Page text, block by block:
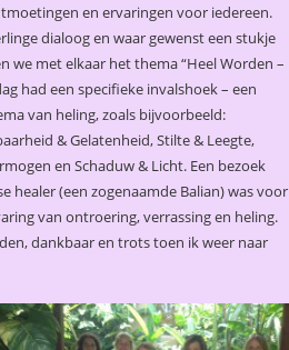
en ervaringen voor iedereen.
dialoog en waar gewenst een stukje
we met elkaar het thema “Heel Worden –
had een specifieke invalshoek – een
van heling, zoals bijvoorbeeld:
& Gelatenheid, Stilte & Leegte,
en Schaduw & Licht. Een bezoek
healer (een zogenaamde Balian) was voor
van ontroering, verrassing en heling.
dankbaar en trots toen ik weer naar